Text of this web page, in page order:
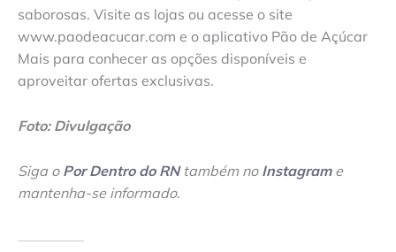
saborosas. Visite as lojas ou acesse o site
www.paodeacucar.com e o aplicativo Pão de Açúcar
Mais para conhecer as opções disponíveis e
aproveitar ofertas exclusivas.
Foto: Divulgação
Siga o Por Dentro do RNtambém no Instagrame
mantenha-se informado.